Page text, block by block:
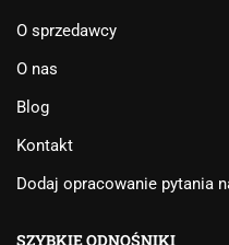
O sprzedawcy
O nas
Blog
Kontakt
Dodaj opracowanie pytania
SZYBKIE ODNOŚNIKI